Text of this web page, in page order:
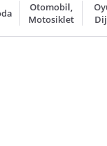
Otomobil,
Motosiklet